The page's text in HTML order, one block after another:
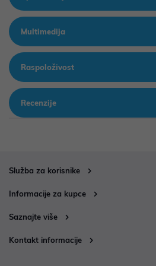
Multimedija
Raspoloživost
Recenzije
Služba za korisnike
Informacije za kupce
Saznajte više
Kontakt informacije